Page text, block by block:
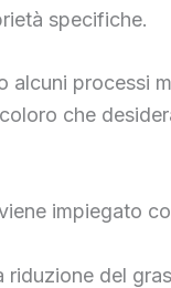
specifiche.
alcuni processi
che
impiegato
riduzione del